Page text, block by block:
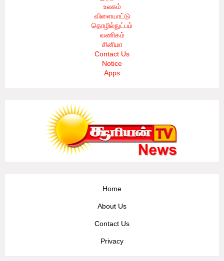
உலகம்
விளையாட்டு
தொழில்நுட்பம்
வணிகம்
சினிமா
Contact Us
Notice
Apps
Home
About Us
Contact Us
Privacy